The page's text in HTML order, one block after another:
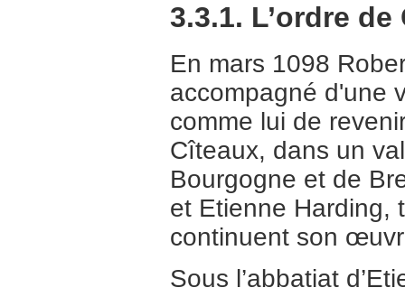
3.3.1. L’ordre
En mars 1098
accompagné d'une
comme lui de
Cîteaux, dans un
Bourgogne et de
et Etienne Harding,
continuent son
Sous l’abbatiat